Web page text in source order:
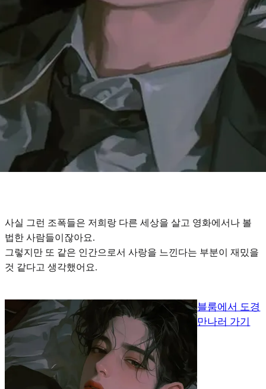
사실 그런 조폭들은 저희랑 다른 세상을 살고 영화에서나 볼
법한 사람들이잖아요.
그렇지만 또 같은 인간으로서 사랑을 느낀다는 부분이 재밌을
것 같다고 생각했어요.
블룸에서 도경
만나러 가기